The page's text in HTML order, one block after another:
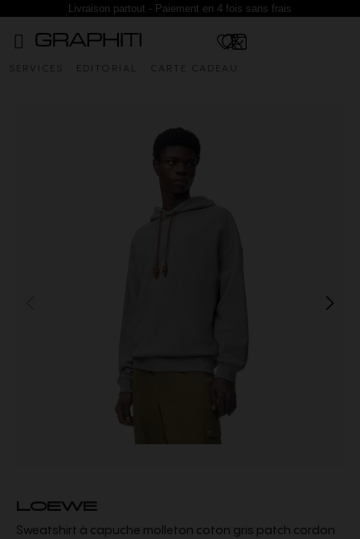
Livraison partout - Paiement en 4 fois sans frais
SERVICES EDITORIAL CARTE CADEAU
LOEWE
Sweatshirt à capuche molleton coton gris patch cordon